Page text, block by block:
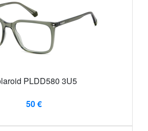
PLDD580 3U5
50 €